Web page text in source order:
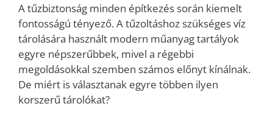
A tűzbiztonság minden építkezés során kiemelt
fontosságú tényező. A tűzoltáshoz szükséges víz
tárolására használt modern műanyag tartályok
egyre népszerűbbek, mivel a régebbi
megoldásokkal szemben számos előnyt kínálnak.
De miért is választanak egyre többen ilyen
korszerű tárolókat?